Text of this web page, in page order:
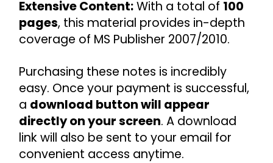
Extensive Content: With a total of 100
pages, this material provides in-depth
coverage of MS Publisher 2007/2010.
Purchasing these notes is incredibly
easy. Once your payment is successful,
a download button will appear
directly on your screen. A download
link will also be sent to your email for
convenient access anytime.